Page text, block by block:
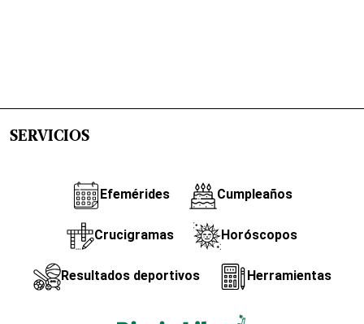
SERVICIOS
Efemérides Cumpleaños
Crucigramas Horóscopos
Resultados deportivos Herramientas